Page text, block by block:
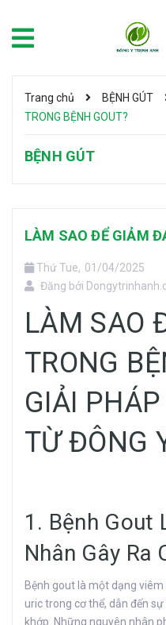
Trang chủ BỆNH GÚT
TRONG BỆNH GOUT?
BỆNH GÚT
LÀM SAO ĐỂ GIẢM
Thứ Tue, 01/04/2025
Đăng bởi
LÀM SAO
TRONG
GIẢI
TỪ ĐÔNG
1. Bệnh Gout
Nhân Gây Ra
Bệnh gout là một dạng
uric trong cơ thể, dẫn đến
khớp. Những nguyên nhân